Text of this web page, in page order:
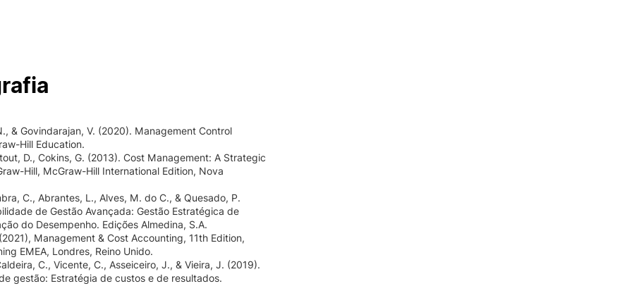
& Govindarajan, V. (2020). Management Control
Hill Education.
D., Cokins, G. (2013). Cost Management: A Strategic
Hill, McGraw-Hill International Edition, Nova
C., Abrantes, L., Alves, M. do C., & Quesado, P.
de Gestão Avançada: Gestão Estratégica de
do Desempenho. Edições Almedina, S.A.
Management & Cost Accounting, 11th Edition,
EMEA, Londres, Reino Unido.
C., Vicente, C., Asseiceiro, J., & Vieira, J. (2019).
gestão: Estratégia de custos e de resultados.